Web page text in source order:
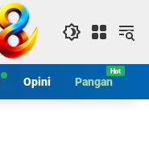
Opini Pangan